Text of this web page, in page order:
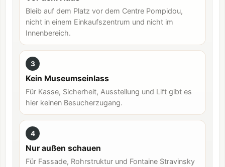
Bleib auf dem Platz vor dem Centre Pompidou,
nicht in einem Einkaufszentrum und nicht im
Innenbereich.
3
Kein Museumseinlass
Für Kasse, Sicherheit, Ausstellung und Lift gibt es
hier keinen Besucherzugang.
4
Nur außen schauen
Für Fassade, Rohrstruktur und Fontaine Stravinsky